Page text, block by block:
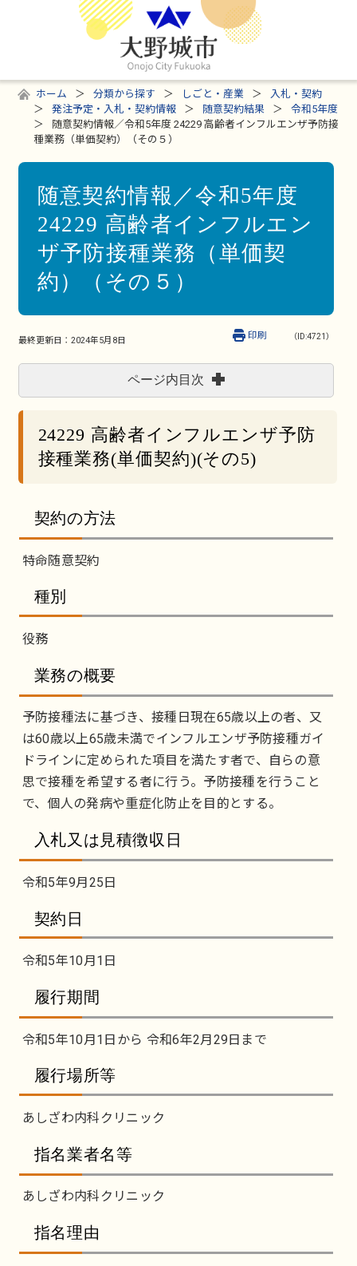
ホーム 分類から探す しごと・産業
入札・契約
発注予定・入札・契約情報
随意契約結果
令和5年度
随意契約情報／令和5年度 24229 高齢者インフルエンザ予防接
種業務（単価契約）（その５）
随意契約情報／令和5年度
24229 高齢者インフルエン
ザ予防接種業務（単価契
約）（その５）
最終更新日： 2024年5月8日 （ID:4721）
印刷
ページ内目次
24229 高齢者インフルエンザ予防
接種業務(単価契約)(その5)
契約の方法
特命随意契約
種別
役務
業務の概要
予防接種法に基づき、接種日現在65歳以上の者、又
は60歳以上65歳未満でインフルエンザ予防接種ガイ
ドラインに定められた項目を満たす者で、自らの意
思で接種を希望する者に行う。予防接種を行うこと
で、個人の発病や重症化防止を目的とする。
入札又は見積徴収日
令和5年9月25日
契約日
令和5年10月1日
履行期間
令和5年10月1日から 令和6年2月29日まで
履行場所等
あしざわ内科クリニック
指名業者名等
あしざわ内科クリニック
指名理由